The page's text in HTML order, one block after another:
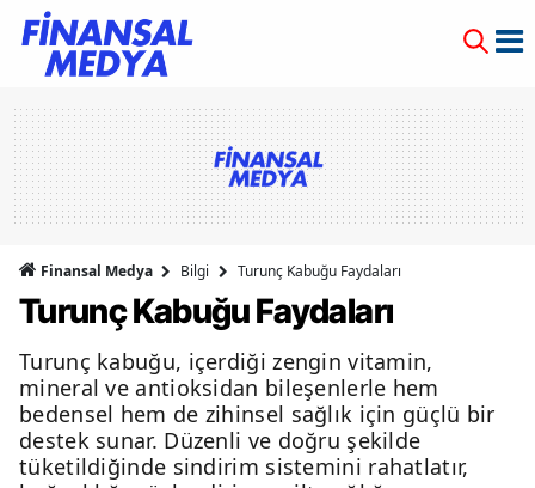
Finansal Medya Bilgi Turunç Kabuğu Faydaları
Turunç Kabuğu Faydaları
Turunç kabuğu, içerdiği zengin vitamin,
mineral ve antioksidan bileşenlerle hem
bedensel hem de zihinsel sağlık için güçlü bir
destek sunar. Düzenli ve doğru şekilde
tüketildiğinde sindirim sistemini rahatlatır,